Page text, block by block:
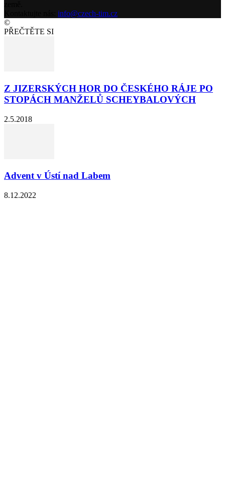
info@czech-tim.cz
©
PŘEČTĚTE SI
Z JIZERSKÝCH HOR DO ČESKÉHO RÁJE PO
STOPÁCH MANŽELŮ SCHEYBALOVÝCH
2.5.2018
Advent v Ústí nad Labem
8.12.2022